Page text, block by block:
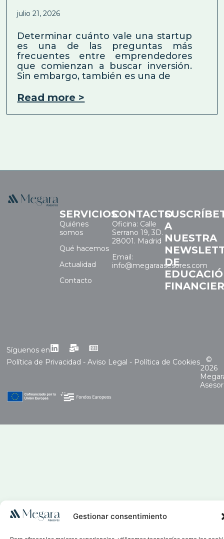
Gestionar consentimiento
julio 21, 2026
Determinar cuánto vale una startup
es una de las preguntas más
frecuentes entre emprendedores
que comienzan a buscar inversión.
Sin embargo, también es una de
Read more >
SERVICIOS
Quiénes
somos
Qué hacemos
Actualidad
Contacto
CONTACTO
Oficina: Calle
Serrano 19, 3D.
28001. Madrid
Email:
info@megaraasesores.com
A
NUESTRA
DE
Síguenos en
Política de Privacidad -Aviso Legal - Política de Cookies
©
2026